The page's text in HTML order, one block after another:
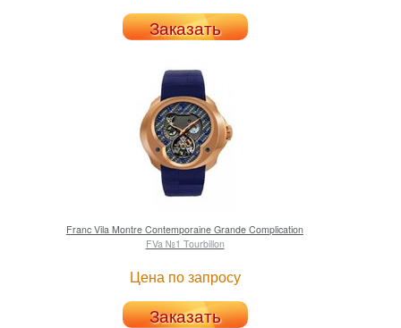
Заказать
Franc Vila Montre Contemporaine Grande Complication
FVa №1 Tourbillon
Цена по запросу
Заказать